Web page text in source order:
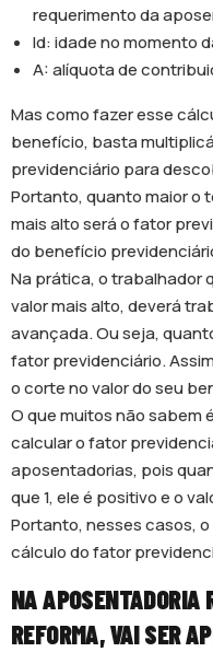
requerimento da
Id: idade no momento
A: alíquota de
Mas como fazer esse
benefício, basta
previdenciário para
Portanto, quanto maior o
mais alto será o fator
do benefício
Na prática, o trabalhador
valor mais alto, deverá
avançada. Ou seja,
fator previdenciário.
o corte no valor do seu
O que muitos não sabem
calcular o fator
aposentadorias, pois
que 1, ele é positivo e o
Portanto, nesses casos,
cálculo do fator
NA APOSENTADORIA
REFORMA, VAI SER